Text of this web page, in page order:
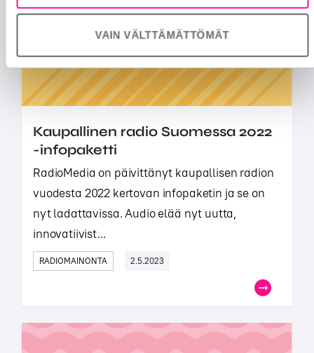
VAIN VÄLTTÄMÄTTÖMÄT
Kaupallinen radio Suomessa 2022
-infopaketti
RadioMedia on päivittänyt kaupallisen radion
vuodesta 2022 kertovan infopaketin ja se on
nyt ladattavissa. Audio elää nyt uutta,
innovatiivist...
RADIOMAINONTA 2.5.2023